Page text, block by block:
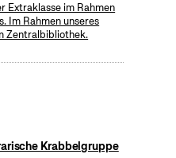
Extraklasse im Rahmen
Im Rahmen unseres
Zentralbibliothek.
Krabbelgruppe